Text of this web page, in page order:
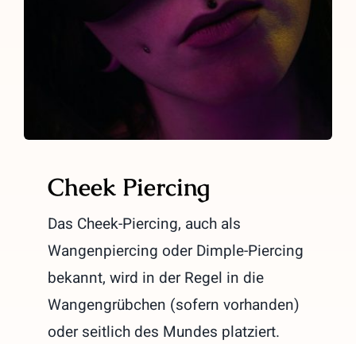
Cheek Piercing
Das Cheek-Piercing, auch als
Wangenpiercing oder Dimple-Piercing
bekannt, wird in der Regel in die
Wangengrübchen (sofern vorhanden)
oder seitlich des Mundes platziert.